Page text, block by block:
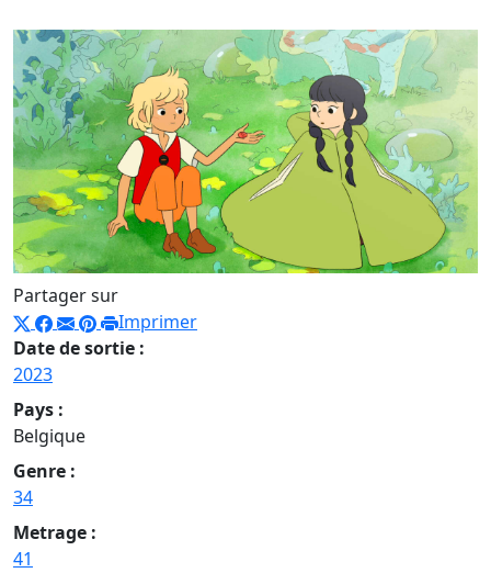
Partager sur
Imprimer
Date de sortie :
2023
Pays :
Belgique
Genre :
34
Metrage :
41